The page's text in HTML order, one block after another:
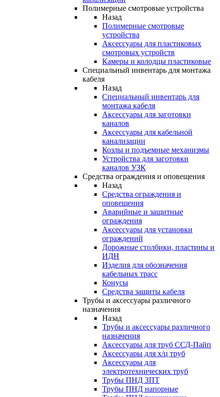
Полимерные смотровые устройства
Назад
Полимерные смотровые
устройства
Аксессуары для пластиковых
смотровых устройств
Камеры и колодцы пластиковые
Специальный инвентарь для монтажа
кабеля
Назад
Специальный инвентарь для
монтажа кабеля
Аксессуары для заготовки
каналов
Аксессуары для кабельной
канализации
Козлы и подъемные механизмы
Устройства для заготовки
каналов УЗК
Средства ограждения и оповещения
Назад
Средства ограждения и
оповещения
Аварийные и защитные
ограждения
Аксессуары для установки
ограждений
Дорожные столбики, пластины и
ИДН
Изделия для обозначения
кабельных трасс
Конусы
Средства защиты кабеля
Трубы и аксессуары различного
назначения
Назад
Трубы и аксессуары различного
назначения
Аксессуары для труб ССД-Пайп
Аксессуары для х/ц труб
Аксессуары для
электротехнических труб
Трубы ПНД ЗПТ
Трубы ПНД напорные